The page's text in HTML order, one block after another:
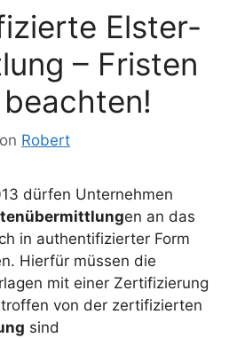
Elster-
– Fristen
Robert
dürfen Unternehmen
en an das
in authentifizierter Form
Hierfür müssen die
mit einer Zertifizierung
von der zertifizierten
sind